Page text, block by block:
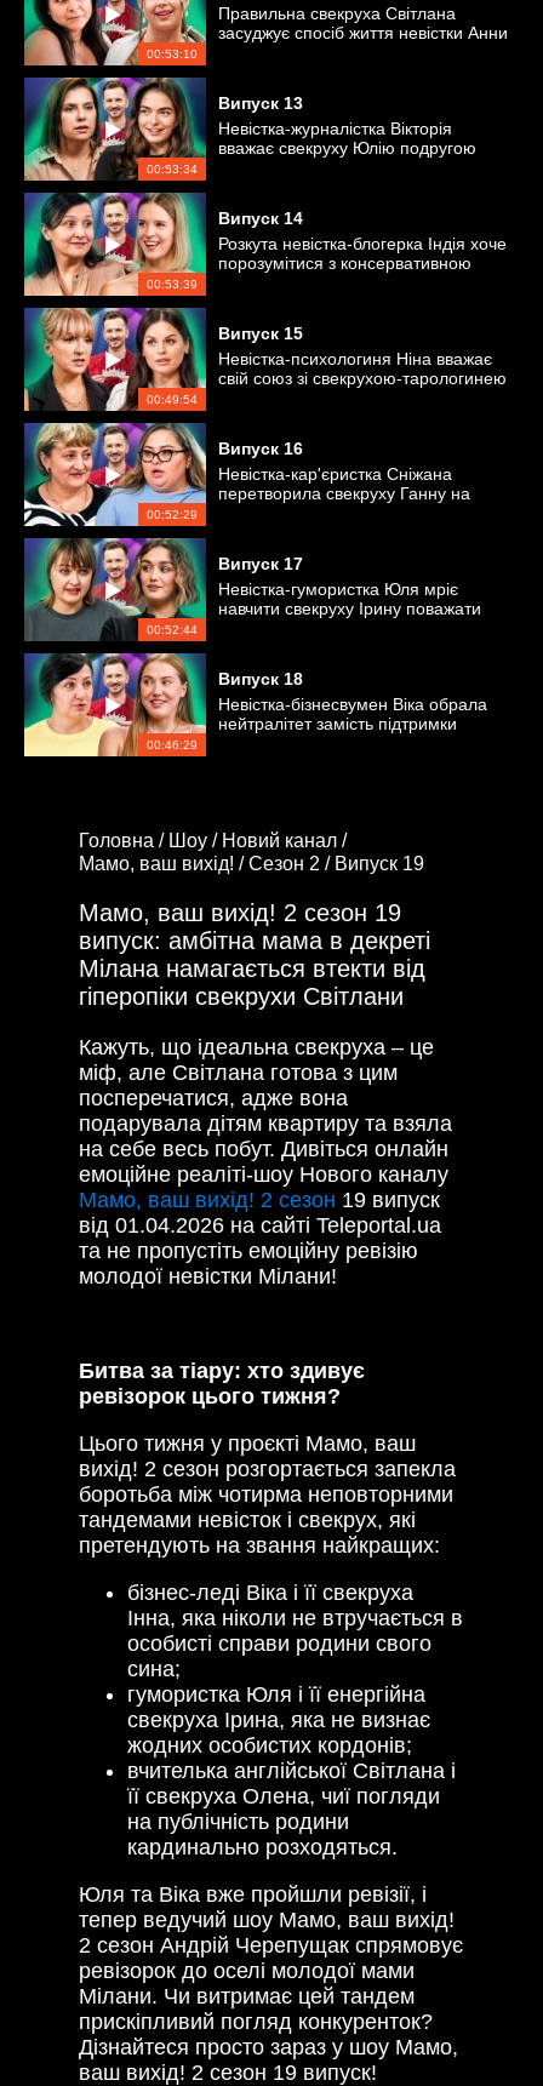
00:53:10
Правильна свекруха Світлана
засуджує спосіб життя невістки Анни
00:53:34
Випуск 13
Невістка-журналістка Вікторія
вважає свекруху Юлію подругою
00:53:39
Випуск 14
Розкута невістка-блогерка Індія хоче
порозумітися з консервативною
00:49:54
Випуск 15
Невістка-психологиня Ніна вважає
свій союз зі свекрухою-тарологинею
00:52:29
Випуск 16
Невістка-кар'єристка Сніжана
перетворила свекруху Ганну на
00:52:44
Випуск 17
Невістка-гумористка Юля мріє
навчити свекруху Ірину поважати
00:46:29
Випуск 18
Невістка-бізнесвумен Віка обрала
нейтралітет замість підтримки
Головна / Шоу / Новий канал /
Мамо, ваш вихід! /Сезон 2 / Випуск 19
Мамо, ваш вихід! 2 сезон 19
випуск: амбітна мама в декреті
Мілана намагається втекти від
гіперопіки свекрухи Світлани
Кажуть, що ідеальна свекруха – це
міф, але Світлана готова з цим
посперечатися, адже вона
подарувала дітям квартиру та взяла
на себе весь побут. Дивіться онлайн
емоційне реаліті-шоу Нового каналу
Мамо, ваш вихід! 2 сезон 19 випуск
від 01.04.2026 на сайті Teleportal.ua
та не пропустіть емоційну ревізію
молодої невістки Мілани!
Битва за тіару: хто здивує
ревізорок цього тижня?
Цього тижня у проєкті Мамо, ваш
вихід! 2 сезон розгортається запекла
боротьба між чотирма неповторними
тандемами невісток і свекрух, які
претендують на звання найкращих:
бізнес-леді Віка і її свекруха
Інна, яка ніколи не втручається в
особисті справи родини свого
сина;
гумористка Юля і її енергійна
свекруха Ірина, яка не визнає
жодних особистих кордонів;
вчителька англійської Світлана і
її свекруха Олена, чиї погляди
на публічність родини
кардинально розходяться.
Юля та Віка вже пройшли ревізії, і
тепер ведучий шоу Мамо, ваш вихід!
2 сезон Андрій Черепущак спрямовує
ревізорок до оселі молодої мами
Мілани. Чи витримає цей тандем
прискіпливий погляд конкуренток?
Дізнайтеся просто зараз у шоу Мамо,
ваш вихід! 2 сезон 19 випуск!